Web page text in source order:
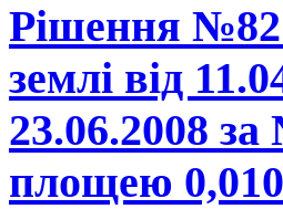
Рішення
землі від
23.06.2008
площею